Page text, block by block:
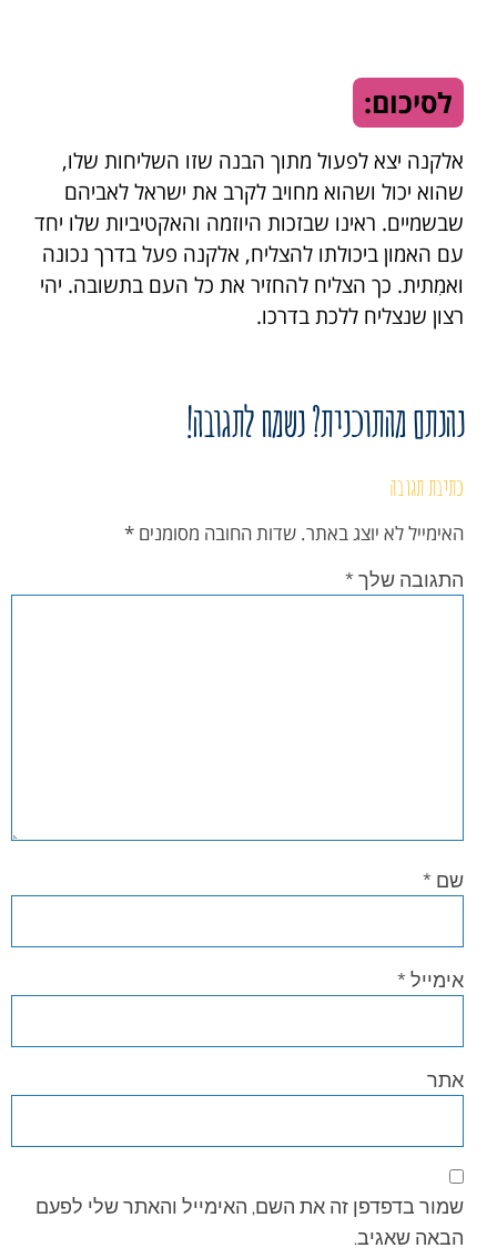
לסיכום:
אלקנה יצא לפעול מתוך הבנה שזו השליחות שלו,
שהוא יכול ושהוא מחויב לקרב את ישראל לאביהם
שבשמיים. ראינו שבזכות היוזמה והאקטיביות שלו יחד
עם האמון ביכולתו להצליח, אלקנה פעל בדרך נכונה
ואמִתית. כך הצליח להחזיר את כל העם בתשובה. יהי
רצון שנצליח ללכת בדרכו.
נהנתם מהתוכנית? נשמח לתגובה!
כתיבת תגובה
האימייל לא יוצג באתר. שדות החובה מסומנים *
התגובה שלך *
שם *
אימייל *
אתר
שמור בדפדפן זה את השם, האימייל והאתר שלי לפעם
הבאה שאגיב.